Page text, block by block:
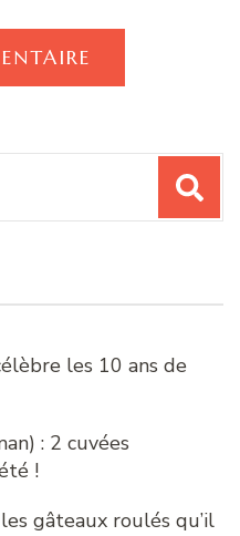
les 10 ans de
: 2 cuvées
!
gâteaux roulés qu’il